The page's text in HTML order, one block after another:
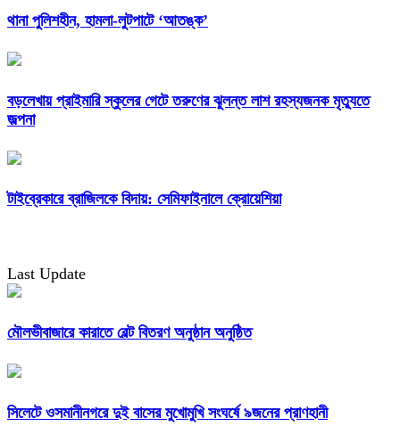
থানা পুলিশহীন, হামলা-লুটপাটে ‘আতঙ্ক’
বড়লেখায় প্রাইমারি স্কুলের গেটে তরুণের ঝুলন্ত লাশ রহস্যজনক মৃত্যুতে
জল্পনা
টাইব্রেকারে ব্রাজিলকে বিদায়: সেমিফাইনালে ক্রোয়েশিয়া
Last Update
মৌলভীবাজারে কারাতে বেল্ট বিতরণ অনুষ্ঠান অনুষ্ঠিত
সিলেটে ওসমানীনগরে দুই বাসের মুখোমুখি সংঘর্ষে ৯জনের প্রাণহানী